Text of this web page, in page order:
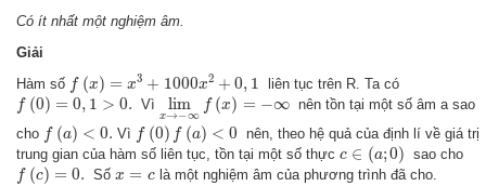
Có ít nhất một nghiệm âm.
Giải
Hàm số f (x) = x3 + 1000x2 + 0, 1
( x = 1000 x 2+0 1
liên tục trên R. Ta có
f (0) = 0, 1 > 0.
( 0)= 1> 0. Vì lim
x→−∞
f (x) = −∞
lim − ∞ ( x)
nên tồn tại một số âm a sao
cho f (a) < 0.
( a < Vì f (0) f (a) < 0
( 0)f( a) <0
nên, theo hệ quả của định lí về giá trị
trung gian của hàm số liên tục, tồn tại một số thực c ∈ (a;0)
∈ a ) sao cho
f (c) = 0.
( c = 0. Sốx = c
x =c
là một nghiệm âm của phương trình đã cho.